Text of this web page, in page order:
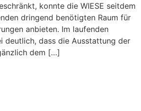
konnte die WIESE seitdem
dringend benötigten Raum für
anbieten. Im laufenden
deutlich, dass die Ausstattung der
dem […]